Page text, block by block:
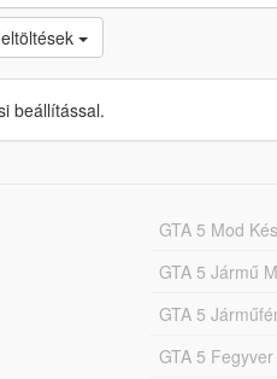
beállítással.
GTA 5 Mod
GTA 5 Jármű
GTA 5
GTA 5